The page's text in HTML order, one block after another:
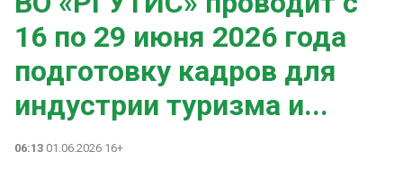
16 по 29 июня 2026 года
подготовку кадров для
индустрии туризма и...
06:13 01.06.2026 16+